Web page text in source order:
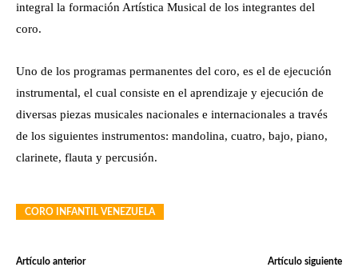
integral la formación Artística Musical de los integrantes del
coro.
Uno de los programas permanentes del coro, es el de ejecución
instrumental, el cual consiste en el aprendizaje y ejecución de
diversas piezas musicales nacionales e internacionales a través
de los siguientes instrumentos: mandolina, cuatro, bajo, piano,
clarinete, flauta y percusión.
CORO INFANTIL VENEZUELA
Artículo anterior Artículo siguiente